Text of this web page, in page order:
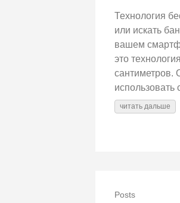
Технология
или искать
вашем
это
сантиметров.
читать дальше
Posts